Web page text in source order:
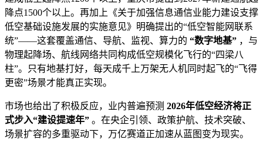
降点1500个以上。再加上《关于加强信息通信业能力建设支撑
低空基础设施发展的实施意见》明确提出的“低空智能网联系
统”——这套覆盖通信、导航、监视、算力的 “数字地基” ，与
物理起降场、航线网络共同构成低空规模化飞行的“四梁八
柱”。只有地基打好，每天成千上万架无人机同时起飞的“飞得
更密”场景才能真正实现。
市场也给出了积极反应，业内普遍预测 2026年低空经济将正
式步入“建设提速年” 。在央企引领、政策护航、技术突破、
场景扩容的多重驱动下，万亿赛道正加速从蓝图变为现实。